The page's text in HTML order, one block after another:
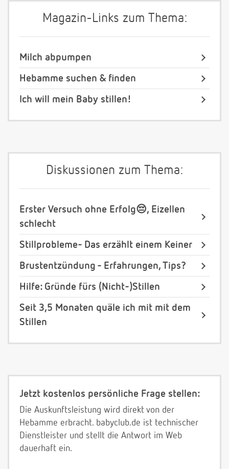
Magazin-Links zum Thema:
Milch abpumpen
Hebamme suchen & finden
Ich will mein Baby stillen!
Diskussionen zum Thema:
Erster Versuch ohne Erfolg😔, Eizellen
schlecht
Stillprobleme- Das erzählt einem Keiner
Brustentzündung - Erfahrungen, Tips?
Hilfe: Gründe fürs (Nicht-)Stillen
Seit 3,5 Monaten quäle ich mit mit dem
Stillen
Jetzt kostenlos persönliche Frage stellen:
Die Auskunftsleistung wird direkt von der
Hebamme erbracht. babyclub.de ist technischer
Dienstleister und stellt die Antwort im Web
dauerhaft ein.